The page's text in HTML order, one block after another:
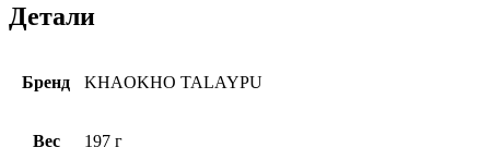
Детали
Бренд KHAOKHO TALAYPU
Вес 197 г